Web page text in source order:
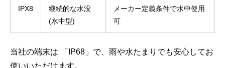
IPX8
継続的な水没
(水中型)
メーカー定義条件で水中使用
可
当社の端末は 「IP68」で、雨や水たまりでも安心してお
使いいただけます。